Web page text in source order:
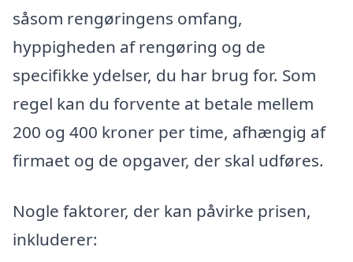
såsom rengøringens omfang,
hyppigheden af rengøring og de
specifikke ydelser, du har brug for. Som
regel kan du forvente at betale mellem
200 og 400 kroner per time, afhængig af
firmaet og de opgaver, der skal udføres.
Nogle faktorer, der kan påvirke prisen,
inkluderer: